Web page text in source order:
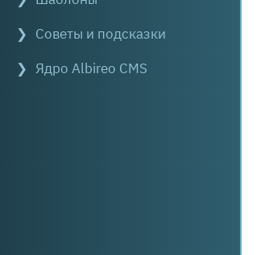
Советы и подсказки
Ядро Albireo CMS